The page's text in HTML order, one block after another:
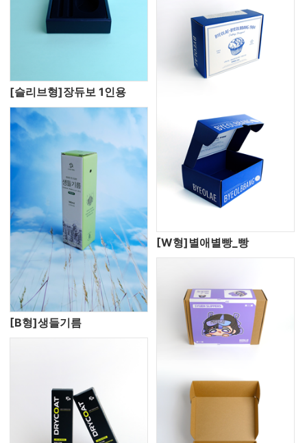
[슬리브형]장듀보 1인용
[B형]생들기름
[W형]별애별빵_빵